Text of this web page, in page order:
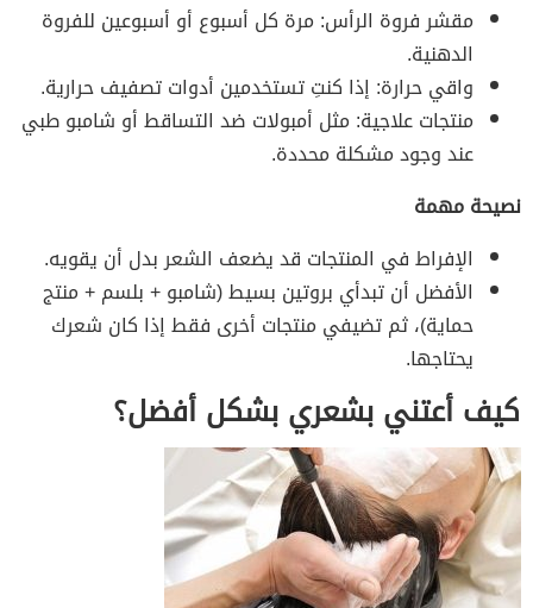
مقشر فروة الرأس: مرة كل أسبوع أو أسبوعين للفروة
الدهنية.
واقي حرارة: إذا كنتِ تستخدمين أدوات تصفيف حرارية.
منتجات علاجية: مثل أمبولات ضد التساقط أو شامبو طبي
عند وجود مشكلة محددة.
نصيحة مهمة
الإفراط في المنتجات قد يضعف الشعر بدل أن يقويه.
الأفضل أن تبدأي بروتين بسيط (شامبو + بلسم + منتج
حماية)، ثم تضيفي منتجات أخرى فقط إذا كان شعرك
يحتاجها.
كيف أعتني بشعري بشكل أفضل؟